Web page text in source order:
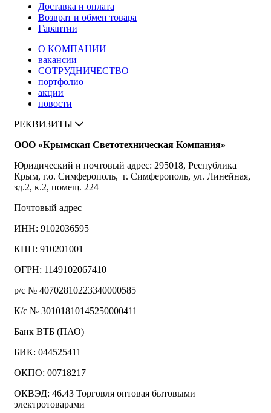
Доставка и оплата
Возврат и обмен товара
Гарантии
О КОМПАНИИ
вакансии
СОТРУДНИЧЕСТВО
портфолио
акции
новости
РЕКВИЗИТЫ
ООО «Крымская Светотехническая Компания»
Юридический и почтовый адрес: 295018, Республика
Крым, г.о. Симферополь, г. Симферополь, ул. Линейная,
зд.2, к.2, помещ. 224
Почтовый адрес
ИНН: 9102036595
КПП: 910201001
ОГРН: 1149102067410
р/с № 40702810223340000585
К/с № 30101810145250000411
Банк ВТБ (ПАО)
БИК: 044525411
ОКПО: 00718217
ОКВЭД: 46.43 Торговля оптовая бытовыми
электротоварами